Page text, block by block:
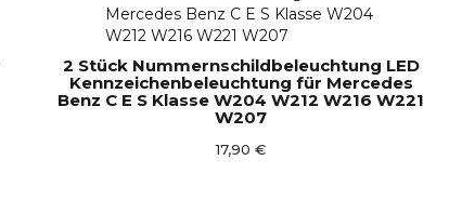
2 Stück Nummernschildbeleuchtung LED
Kennzeichenbeleuchtung für Mercedes
Benz C E S Klasse W204 W212 W216 W221
W207
17,90 €